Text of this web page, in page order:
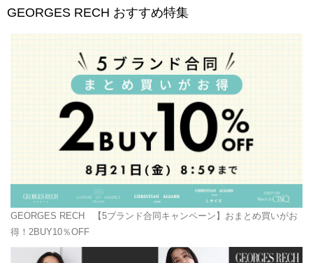
GEORGES RECH おすすめ特集
GEORGES RECH
【5ブランド合同キャンペーン】おまとめ買いがお
得！2BUY10％OFF